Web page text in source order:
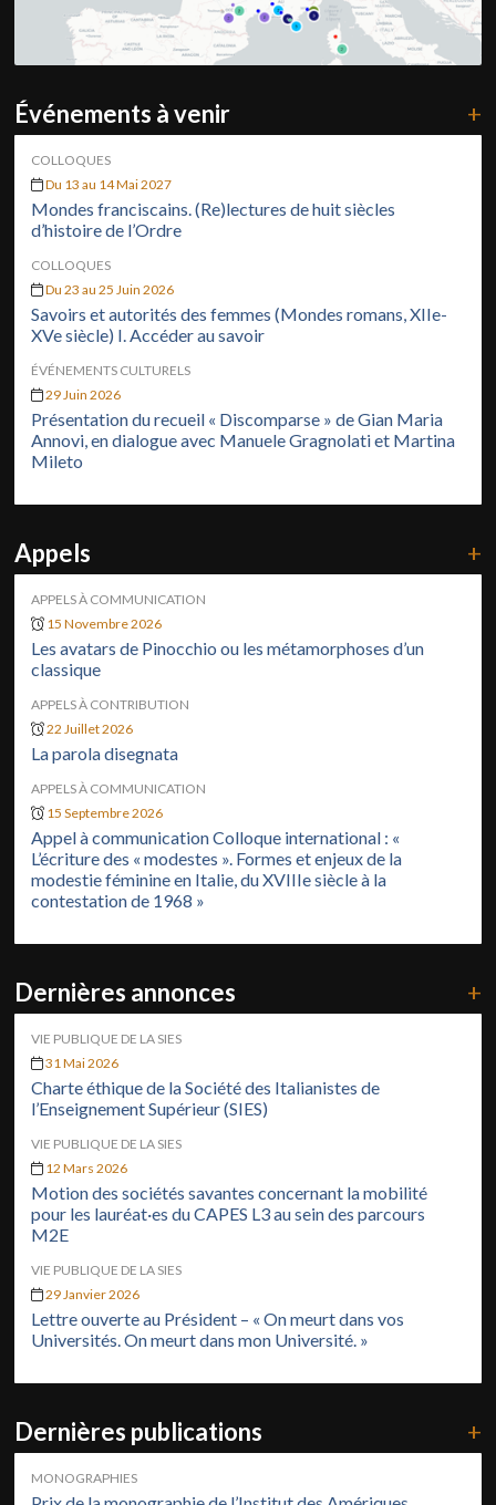
Événements à venir +
COLLOQUES
Du 13 au 14 Mai 2027
Mondes franciscains. (Re)lectures de huit siècles
d’histoire de l’Ordre
COLLOQUES
Du 23 au 25 Juin 2026
Savoirs et autorités des femmes (Mondes romans, XIIe-
XVe siècle) I. Accéder au savoir
ÉVÉNEMENTS CULTURELS
29 Juin 2026
Présentation du recueil « Discomparse » de Gian Maria
Annovi, en dialogue avec Manuele Gragnolati et Martina
Mileto
Appels +
APPELS À COMMUNICATION
15 Novembre 2026
Les avatars de Pinocchio ou les métamorphoses d’un
classique
APPELS À CONTRIBUTION
22 Juillet 2026
La parola disegnata
APPELS À COMMUNICATION
15 Septembre 2026
Appel à communication Colloque international : «
L’écriture des « modestes ». Formes et enjeux de la
modestie féminine en Italie, du XVIIIe siècle à la
contestation de 1968 »
Dernières annonces +
VIE PUBLIQUE DE LA SIES
31 Mai 2026
Charte éthique de la Société des Italianistes de
l’Enseignement Supérieur (SIES)
VIE PUBLIQUE DE LA SIES
12 Mars 2026
Motion des sociétés savantes concernant la mobilité
pour les lauréat·es du CAPES L3 au sein des parcours
M2E
VIE PUBLIQUE DE LA SIES
29 Janvier 2026
Lettre ouverte au Président – « On meurt dans vos
Universités. On meurt dans mon Université. »
Dernières publications +
MONOGRAPHIES